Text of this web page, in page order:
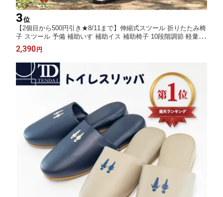
3位
【2個目から500円引き★8/11まで】伸縮式スツール 折りたたみ椅
子 スツール 予備 補助いす 補助イス 補助椅子 10段階調節 軽量 コ
ンパクト 携帯チェア 回転ロック 携帯用 アウトドア フェス 行列
待ち レジャー BBQ 帰省 海水浴｜1個2390円／2個3780円／3個56
70円｜送料無料
2,390円